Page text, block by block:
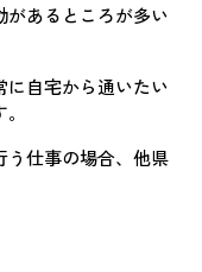
あるところが多い
自宅から通いたい
う仕事の場合、他県